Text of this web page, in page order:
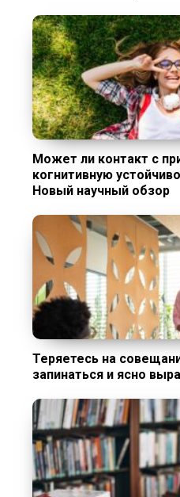
Может ли контакт с
когнитивную
Новый научный обзор
Теряетесь на
запинаться и ясно